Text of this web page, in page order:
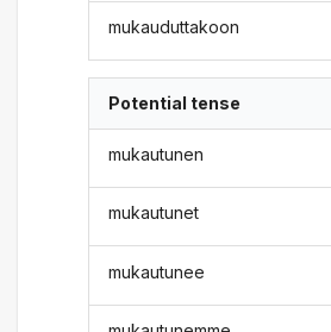
mukauduttakoon
Potential tense
mukautunen
mukautunet
mukautunee